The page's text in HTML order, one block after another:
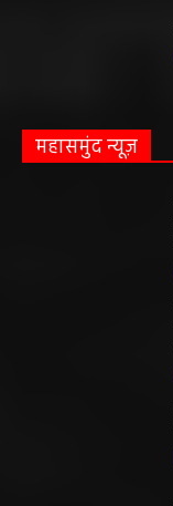
महासमुंद न्यूज़